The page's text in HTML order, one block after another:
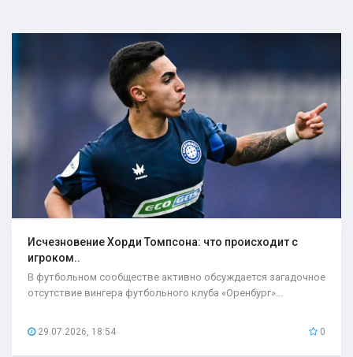
Исчезновение Хорди Томпсона: что происходит с
игроком..
В футбольном сообществе активно обсуждается загадочное
отсутствие вингера футбольного клуба «Оренбург»...
29.07.2026, 18:54 0